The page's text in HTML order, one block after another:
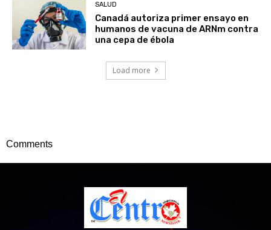
SALUD
Canadá autoriza primer ensayo en
humanos de vacuna de ARNm contra
una cepa de ébola
Load more
Comments